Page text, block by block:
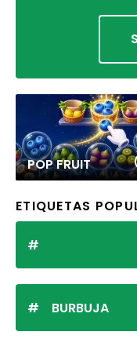
POP FRUIT
ETIQUETAS
BURBUJA